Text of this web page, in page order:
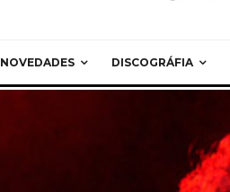
NOVEDADES DISCOGRÁFIA